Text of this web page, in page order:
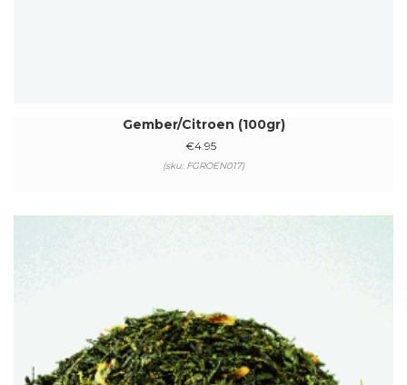
Gember/Citroen (100gr)
€4.95
(sku: FGROEN017)